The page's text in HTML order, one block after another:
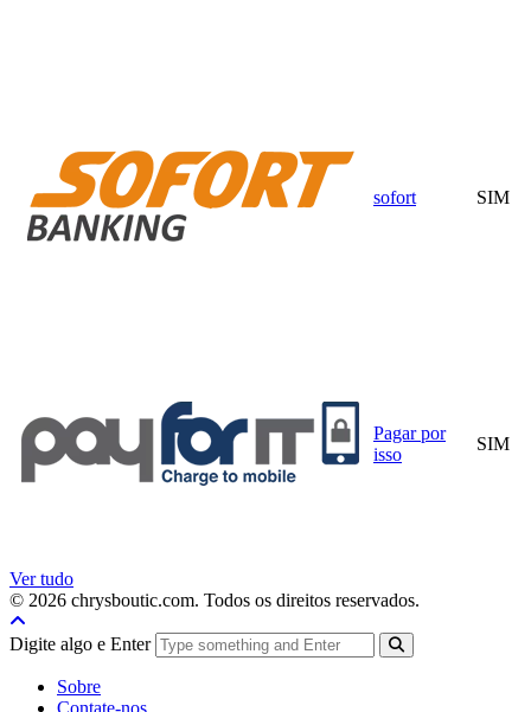
sofort SIM
Pagar por
isso
SIM
Ver tudo
© 2026 chrysboutic.com. Todos os direitos reservados.
Digite algo e Enter
Sobre
Contate-nos